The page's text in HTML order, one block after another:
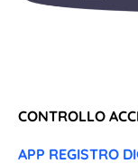
CONTROLLO
APP REGISTRO